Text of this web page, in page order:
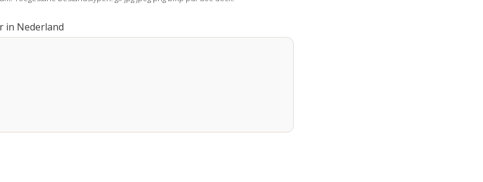
in Nederland